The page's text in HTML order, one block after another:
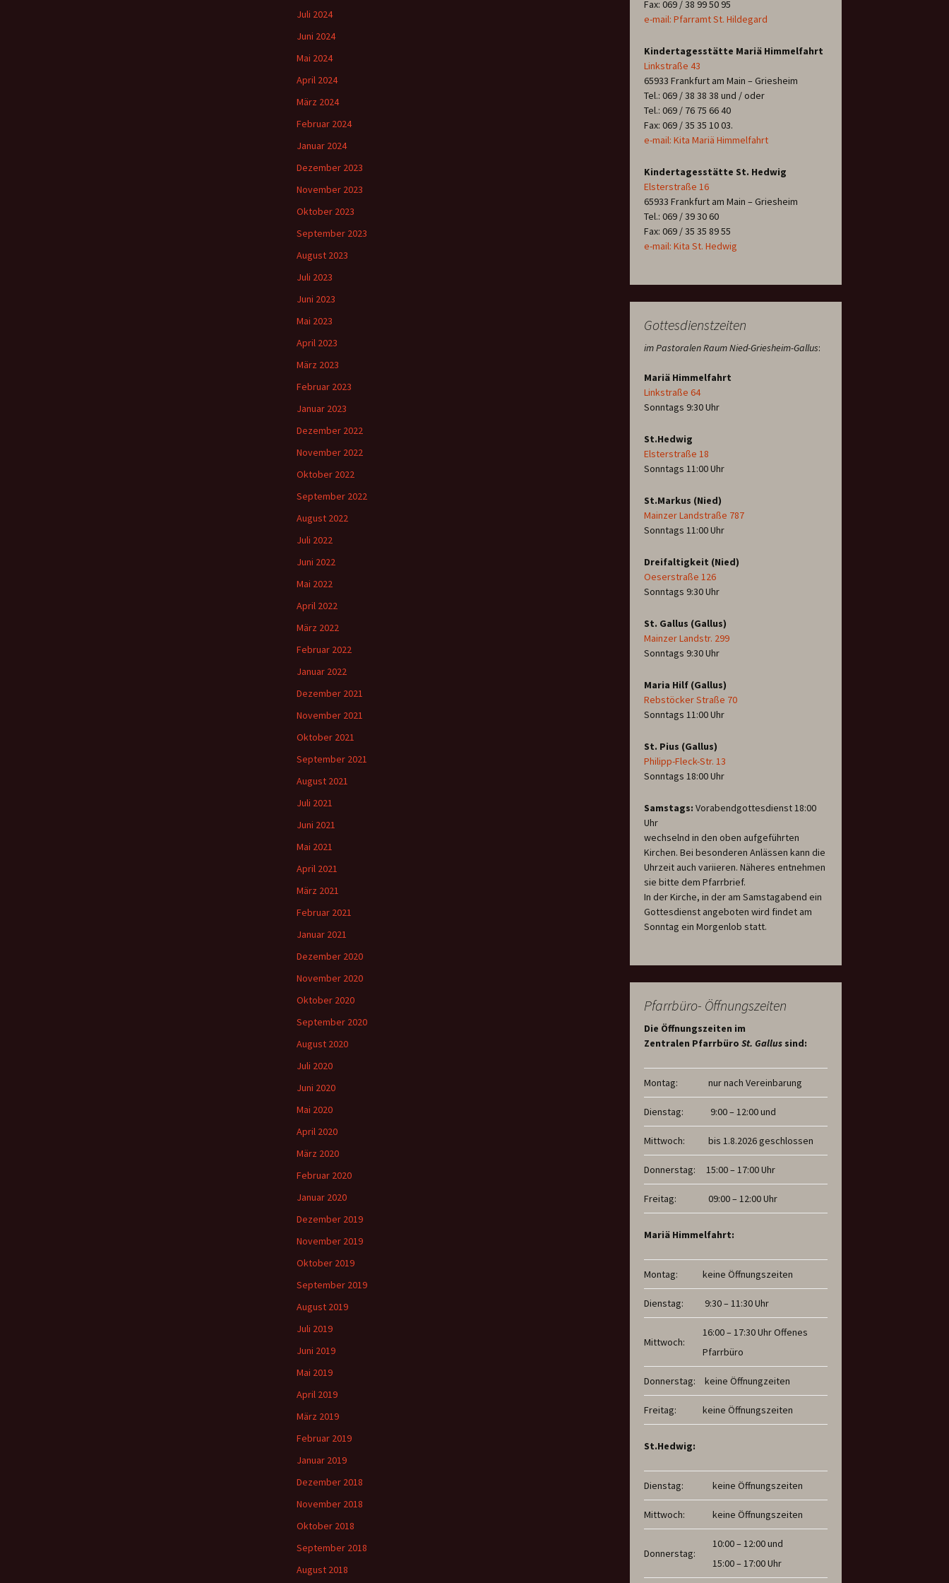
Fax: 069 / 38 99 50 95
e-mail: Pfarramt St. Hildegard
Kindertagesstätte Mariä Himmelfahrt
Linkstraße 43
65933 Frankfurt am Main – Griesheim
Tel.: 069 / 38 38 38 und / oder
Tel.: 069 / 76 75 66 40
Fax: 069 / 35 35 10 03.
e-mail: Kita Mariä Himmelfahrt
Kindertagesstätte St. Hedwig
Elsterstraße 16
65933 Frankfurt am Main – Griesheim
Tel.: 069 / 39 30 60
Fax: 069 / 35 35 89 55
e-mail: Kita St. Hedwig
Gottesdienstzeiten
im Pastoralen Raum Nied-Griesheim-Gallus:
Mariä Himmelfahrt
Linkstraße 64
Sonntags 9:30 Uhr
St.Hedwig
Elsterstraße 18
Sonntags 11:00 Uhr
St.Markus (Nied)
Mainzer Landstraße 787
Sonntags 11:00 Uhr
Dreifaltigkeit (Nied)
Oeserstraße 126
Sonntags 9:30 Uhr
St. Gallus (Gallus)
Mainzer Landstr. 299
Sonntags 9:30 Uhr
Maria Hilf (Gallus)
Rebstöcker Straße 70
Sonntags 11:00 Uhr
St. Pius (Gallus)
Philipp-Fleck-Str. 13
Sonntags 18:00 Uhr
Samstags: Vorabendgottesdienst 18:00
Uhr
wechselnd in den oben aufgeführten
Kirchen. Bei besonderen Anlässen kann die
Uhrzeit auch variieren. Näheres entnehmen
sie bitte dem Pfarrbrief.
In der Kirche, in der am Samstagabend ein
Gottesdienst angeboten wird findet am
Sonntag ein Morgenlob statt.
Pfarrbüro- Öffnungszeiten
Die Öffnungszeiten im
Zentralen Pfarrbüro St. Gallus sind:
Montag: nur nach Vereinbarung
Dienstag: 9:00 – 12:00 und
Mittwoch: bis 1.8.2026 geschlossen
Donnerstag: 15:00 – 17:00 Uhr
Freitag: 09:00 – 12:00 Uhr
Mariä Himmelfahrt:
Montag: keine Öffnungszeiten
Dienstag: 9:30 – 11:30 Uhr
Mittwoch:
16:00 – 17:30 Uhr Offenes
Pfarrbüro
Donnerstag: keine Öffnungzeiten
Freitag: keine Öffnungszeiten
St.Hedwig:
Dienstag: keine Öffnungszeiten
Mittwoch: keine Öffnungszeiten
Donnerstag:
10:00 – 12:00 und
15:00 – 17:00 Uhr
Juli 2024
Juni 2024
Mai 2024
April 2024
März 2024
Februar 2024
Januar 2024
Dezember 2023
November 2023
Oktober 2023
September 2023
August 2023
Juli 2023
Juni 2023
Mai 2023
April 2023
März 2023
Februar 2023
Januar 2023
Dezember 2022
November 2022
Oktober 2022
September 2022
August 2022
Juli 2022
Juni 2022
Mai 2022
April 2022
März 2022
Februar 2022
Januar 2022
Dezember 2021
November 2021
Oktober 2021
September 2021
August 2021
Juli 2021
Juni 2021
Mai 2021
April 2021
März 2021
Februar 2021
Januar 2021
Dezember 2020
November 2020
Oktober 2020
September 2020
August 2020
Juli 2020
Juni 2020
Mai 2020
April 2020
März 2020
Februar 2020
Januar 2020
Dezember 2019
November 2019
Oktober 2019
September 2019
August 2019
Juli 2019
Juni 2019
Mai 2019
April 2019
März 2019
Februar 2019
Januar 2019
Dezember 2018
November 2018
Oktober 2018
September 2018
August 2018